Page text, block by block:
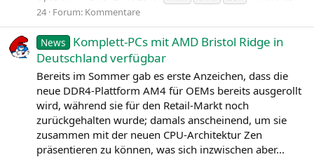
24 Forum: Kommentare
News
Komplett-PCs mit AMD Bristol Ridge in
Deutschland verfügbar
Bereits im Sommer gab es erste Anzeichen, dass die
neue DDR4-Plattform AM4 für OEMs bereits ausgerollt
wird, während sie für den Retail-Markt noch
zurückgehalten wurde; damals anscheinend, um sie
zusammen mit der neuen CPU-Architektur Zen
präsentieren zu können, was sich inzwischen aber...